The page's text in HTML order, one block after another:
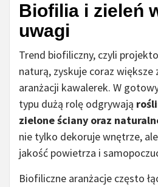
Biofilia i zieleń
uwagi
Trend biofiliczny, czyli
naturą, zyskuje coraz większe
aranżacji kawalerek. W
typu dużą rolę odgrywają
zielone ściany oraz
nie tylko dekoruje wnętrze,
jakość powietrza i
Biofiliczne aranżacje często